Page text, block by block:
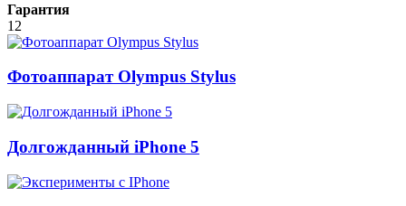
Гарантия
12
Фотоаппарат Olympus Stylus
Долгожданный iPhone 5